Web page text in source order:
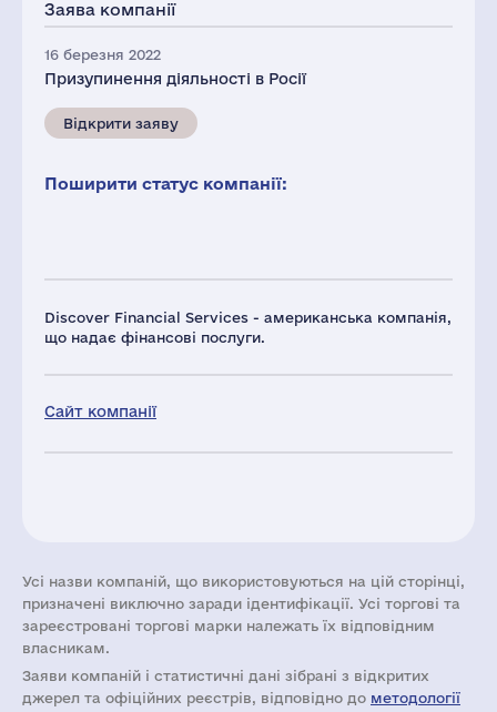
Discover Financial Services - американська компанія,
що надає фінансові послуги.
Сайт компанії
Заява компанії
16 березня 2022
Призупинення діяльності в Росії
Відкрити заяву
Поширити статус компанії:
Усі назви компаній, що використовуються на цій сторінці,
призначені виключно заради ідентифікації. Усі торгові та
зареєстровані торгові марки належать їх відповідним
власникам.
Заяви компаній i статистичні дані зібрані з відкритих
джерел та офіційних реєстрів, відповідно до методології